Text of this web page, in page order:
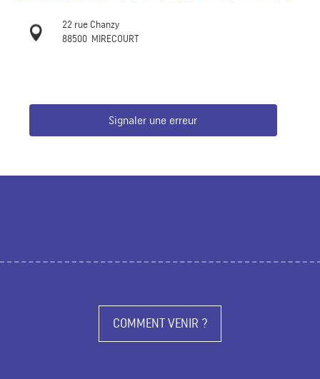
22 rue Chanzy
88500 MIRECOURT
Signaler une erreur
COMMENT VENIR ?